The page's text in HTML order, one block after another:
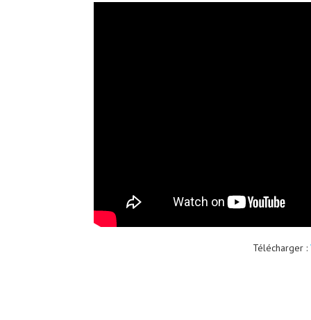
Télécharger :